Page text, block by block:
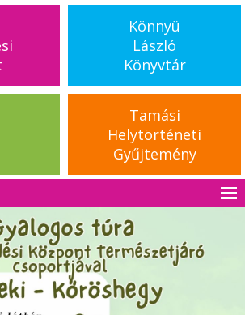
Könnyü
László
Könyvtár
Tamási
Helytörténeti
Gyűjtemény